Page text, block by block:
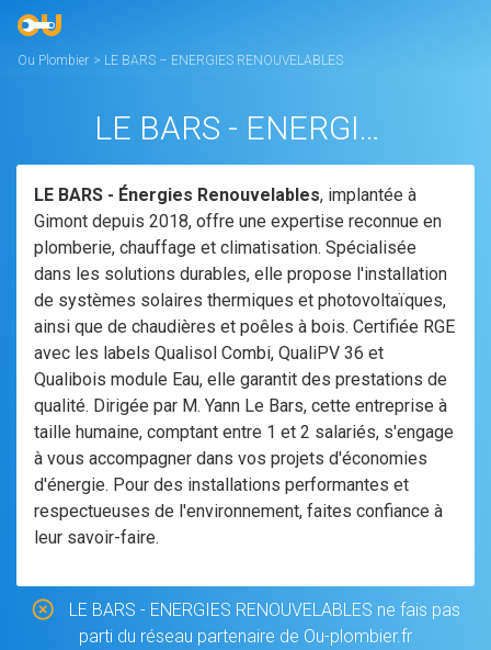
Ou Plombier > LE BARS – ENERGIES RENOUVELABLES
LE BARS - ENERGIES RENOUVELABLES
LE BARS - Énergies Renouvelables, implantée à
Gimont depuis 2018, offre une expertise reconnue en
plomberie, chauffage et climatisation. Spécialisée
dans les solutions durables, elle propose l'installation
de systèmes solaires thermiques et photovoltaïques,
ainsi que de chaudières et poêles à bois. Certifiée RGE
avec les labels Qualisol Combi, QualiPV 36 et
Qualibois module Eau, elle garantit des prestations de
qualité. Dirigée par M. Yann Le Bars, cette entreprise à
taille humaine, comptant entre 1 et 2 salariés, s'engage
à vous accompagner dans vos projets d'économies
d'énergie. Pour des installations performantes et
respectueuses de l'environnement, faites confiance à
leur savoir-faire.
LE BARS - ENERGIES RENOUVELABLES ne fais pas
parti du réseau partenaire de Ou-plombier.fr